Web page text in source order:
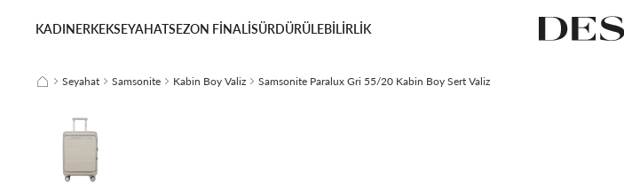
KADINERKEKSEYAHATSEZON FİNALİSÜRDÜRÜLEBİLİRLİK
Seyahat Samsonite Kabin Boy Valiz Samsonite Paralux Gri 55/20 Kabin Boy Sert Valiz